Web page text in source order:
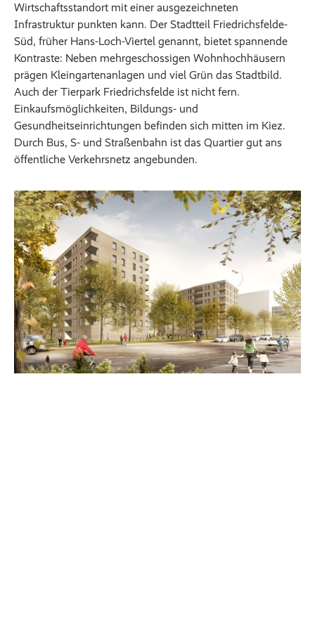
Wirtschaftsstandort mit einer ausgezeichneten
Infrastruktur punkten kann. Der Stadtteil Friedrichsfelde-
Süd, früher Hans-Loch-Viertel genannt, bietet spannende
Kontraste: Neben mehrgeschossigen Wohnhochhäusern
prägen Kleingartenanlagen und viel Grün das Stadtbild.
Auch der Tierpark Friedrichsfelde ist nicht fern.
Einkaufsmöglichkeiten, Bildungs- und
Gesundheitseinrichtungen befinden sich mitten im Kiez.
Durch Bus, S- und Straßenbahn ist das Quartier gut ans
öffentliche Verkehrsnetz angebunden.